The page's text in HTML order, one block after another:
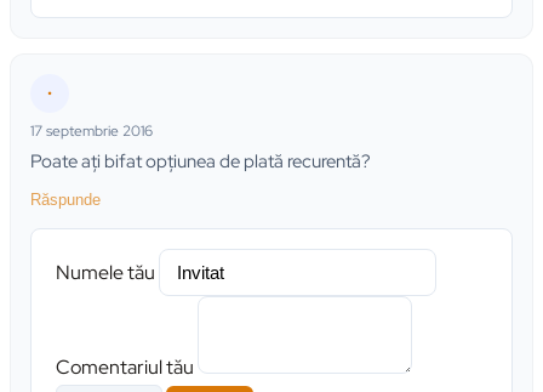
•
17 septembrie 2016
Poate aţi bifat opţiunea de plată recurentă?
Răspunde
Numele tău
Comentariul tău